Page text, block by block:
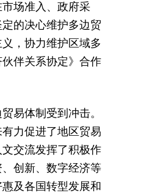
场准入、政府采
的决心维护多边贸
，协力维护区域多
伴关系协定》合作
易体制受到冲击。
力促进了地区贸易
交流发挥了积极作
创新、数字经济等
及各国转型发展和